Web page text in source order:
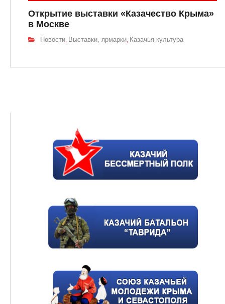
Открытие выставки «Казачество Крыма»
в Москве
Новости Выставки, ярмарки Казачья культура